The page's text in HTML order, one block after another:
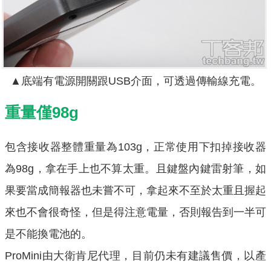
▲底端有電源開關跟USB介面，可透過傳輸線充電。
重量僅98g
包含接收器整體重量為103g，正常使用下扣掉接收器
為98g，拿在手上也不算太重。且鍵盤內鍵雷射筆，如
果要當成簡報器也未嘗不可，拿起來不至於太重且握起
來也不會很奇怪，但是得注意電量，否則報告到一半可
是不能換電池的。
ProMini由大衛肯尼代理，目前仍未有建議售價，以產